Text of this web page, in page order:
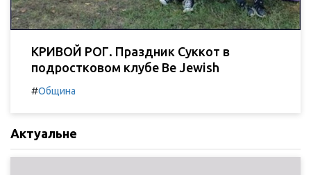
КРИВОЙ РОГ. Праздник Суккот в
подростковом клубе Be Jewish
#Община
Актуальне